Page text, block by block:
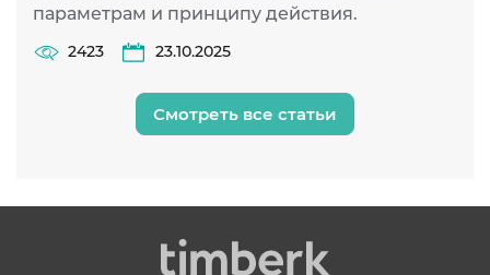
параметрам и принципу действия.
2423 23.10.2025
Смотреть все статьи